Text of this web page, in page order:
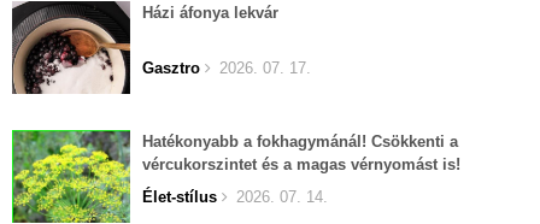
Házi áfonya lekvár
Gasztro 2026. 07. 17.
Hatékonyabb a fokhagymánál! Csökkenti a
vércukorszintet és a magas vérnyomást is!
Élet-stílus
2026. 07. 14.